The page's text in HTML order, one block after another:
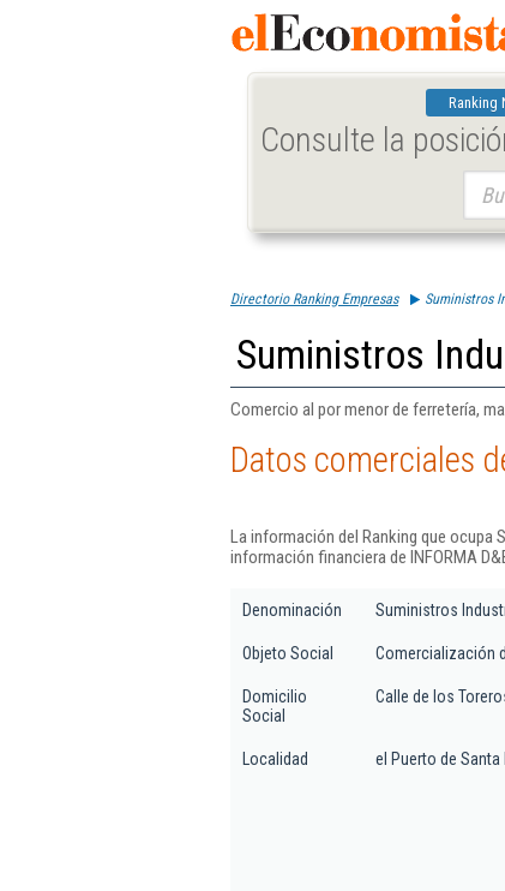
Ranking
Consulte la
Directorio Ranking Empresas Suministros
Suministros
Comercio al por menor de ferretería,
Datos comerciales
La información del Ranking que ocupa
información financiera de INFORMA
Denominación Suministros
Objeto Social Comercialización
Domicilio
Social
Calle de los
Localidad el Puerto de Santa